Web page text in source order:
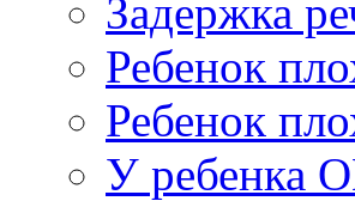
Задержка
Ребенок
Ребенок
У ребенка